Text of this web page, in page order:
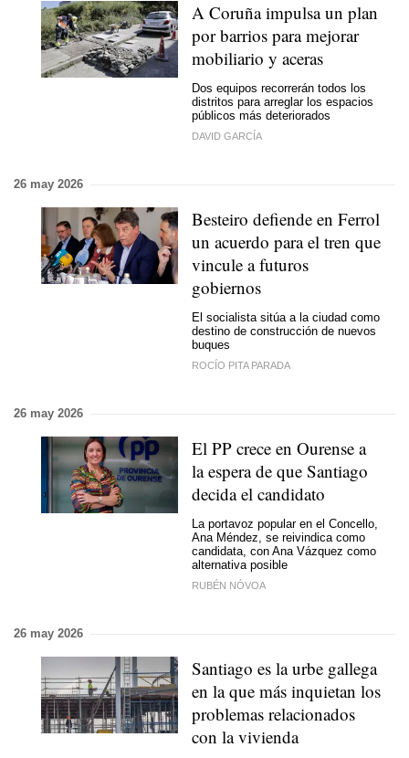
A Coruña impulsa un plan
por barrios para mejorar
mobiliario y aceras
Dos equipos recorrerán todos los
distritos para arreglar los espacios
públicos más deteriorados
DAVID GARCÍA
26 may 2026
Besteiro defiende en Ferrol
un acuerdo para el tren que
vincule a futuros
gobiernos
El socialista sitúa a la ciudad como
destino de construcción de nuevos
buques
ROCÍO PITA PARADA
26 may 2026
El PP crece en Ourense a
la espera de que Santiago
decida el candidato
La portavoz popular en el Concello,
Ana Méndez, se reivindica como
candidata, con Ana Vázquez como
alternativa posible
RUBÉN NÓVOA
26 may 2026
Santiago es la urbe gallega
en la que más inquietan los
problemas relacionados
con la vivienda